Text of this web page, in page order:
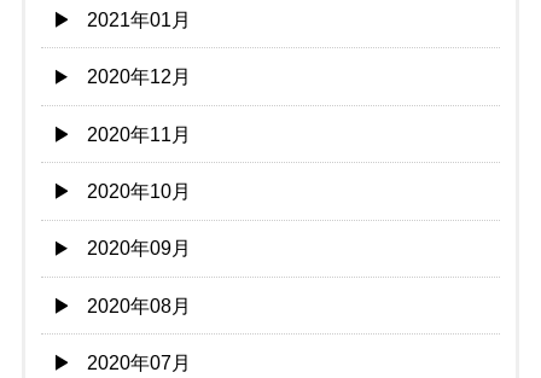
2021年01月
2020年12月
2020年11月
2020年10月
2020年09月
2020年08月
2020年07月